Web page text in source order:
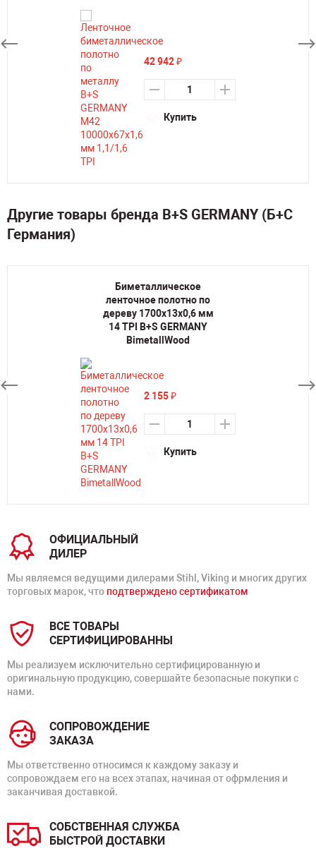
42 942₽
Купить
Другие товары бренда B+S GERMANY (Б+С
Германия)
Биметаллическое
ленточное полотно по
дереву 1700х13х0,6 мм
14 TPI B+S GERMANY
BimetallWood
2 155₽
Купить
ОФИЦИАЛЬНЫЙ
ДИЛЕР
Мы являемся ведущими дилерами Stihl, Viking и многих других
торговых марок, что подтверждено сертификатом
ВСЕ ТОВАРЫ
СЕРТИФИЦИРОВАННЫ
Мы реализуем исключительно сертифицированную и
оригинальную продукцию, совершайте безопасные покупки с
нами.
СОПРОВОЖДЕНИЕ
ЗАКАЗА
Мы ответственно относимся к каждому заказу и
сопровождаем его на всех этапах, начиная от офрмления и
заканчивая доставкой.
СОБСТВЕННАЯ СЛУЖБА
БЫСТРОЙ ДОСТАВКИ